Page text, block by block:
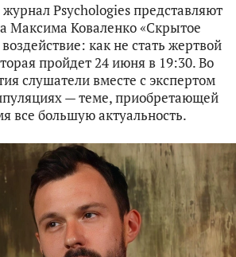
Psychologies представляют
Максима Коваленко «Скрытое
как не стать жертвой
пройдет 24 июня в 19:30. Во
слушатели вместе с экспертом
— теме, приобретающей
все большую актуальность.